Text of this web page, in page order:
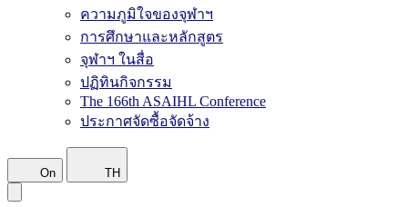
ความภูมิใจของจุฬาฯ
การศึกษาและหลักสูตร
จุฬาฯ ในสื่อ
ปฏิทินกิจกรรม
The 166th ASAIHL Conference
ประกาศจัดซื้อจัดจ้าง
On TH